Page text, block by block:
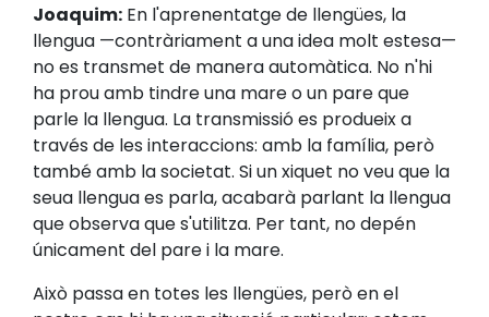
Joaquim: En l'aprenentatge de llengües, la
llengua —contràriament a una idea molt estesa—
no es transmet de manera automàtica. No n'hi
ha prou amb tindre una mare o un pare que
parle la llengua. La transmissió es produeix a
través de les interaccions: amb la família, però
també amb la societat. Si un xiquet no veu que la
seua llengua es parla, acabarà parlant la llengua
que observa que s'utilitza. Per tant, no depén
únicament del pare i la mare.
Això passa en totes les llengües, però en el